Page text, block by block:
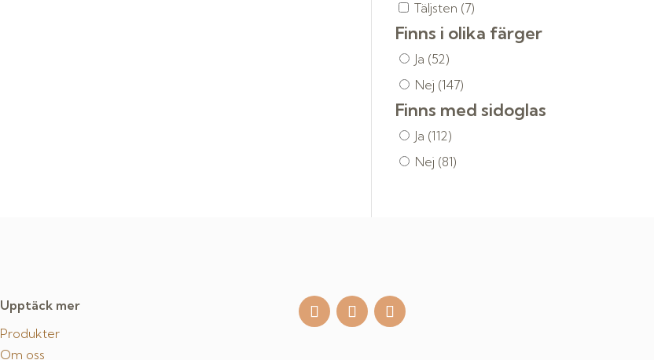
Täljsten (7)
Finns i olika färger
Ja (52)
Nej (147)
Finns med sidoglas
Ja (112)
Nej (81)
Upptäck mer
Produkter
Om oss